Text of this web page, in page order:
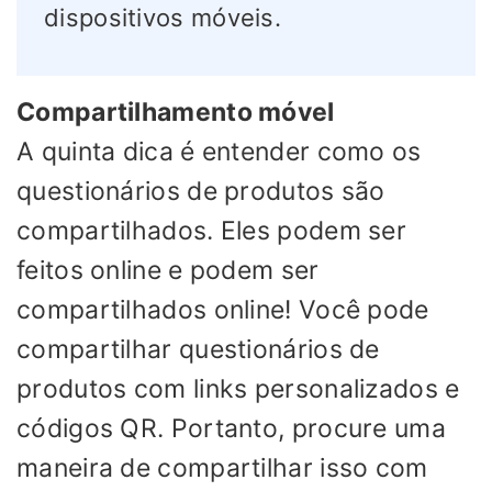
dispositivos móveis.
Compartilhamento móvel
A quinta dica é entender como os
questionários de produtos são
compartilhados. Eles podem ser
feitos online e podem ser
compartilhados online! Você pode
compartilhar questionários de
produtos com links personalizados e
códigos QR. Portanto, procure uma
maneira de compartilhar isso com